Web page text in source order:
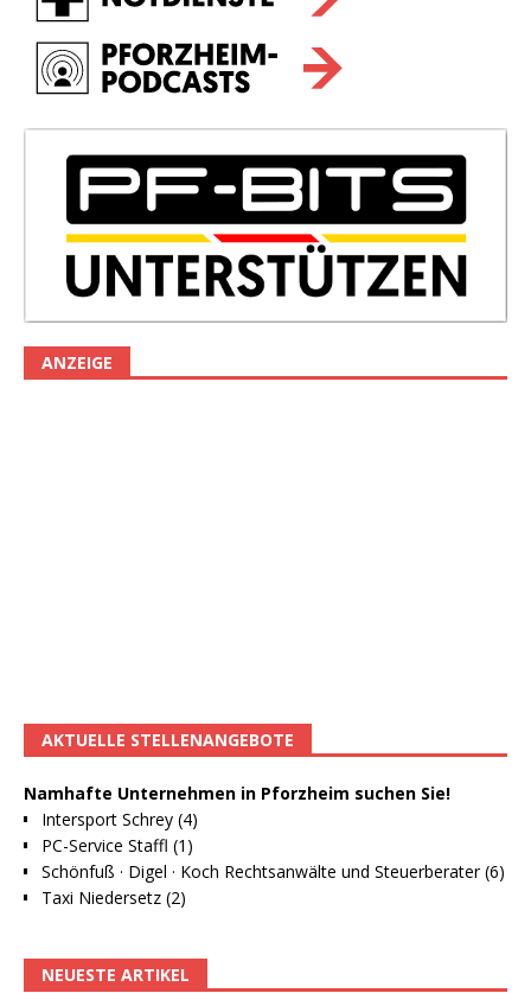
ANZEIGE
AKTUELLE STELLENANGEBOTE
Namhafte Unternehmen in Pforzheim suchen Sie!
Intersport Schrey (4)
PC-Service Staffl (1)
Schönfuß · Digel · Koch Rechtsanwälte und Steuerberater (6)
Taxi Niedersetz (2)
NEUESTE ARTIKEL